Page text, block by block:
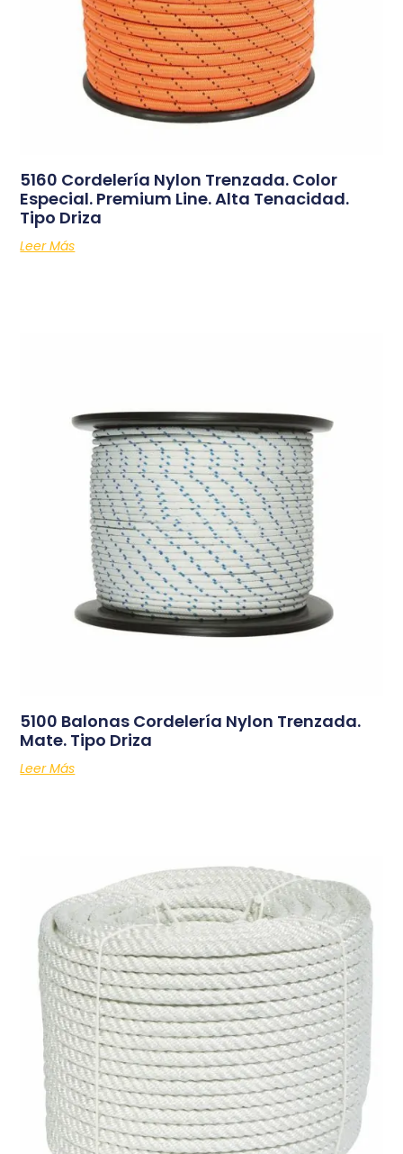
5160 Cordelería Nylon Trenzada. Color
Especial. Premium Line. Alta Tenacidad.
Tipo Driza
Leer Más
5100 Balonas Cordelería Nylon Trenzada.
Mate. Tipo Driza
Leer Más